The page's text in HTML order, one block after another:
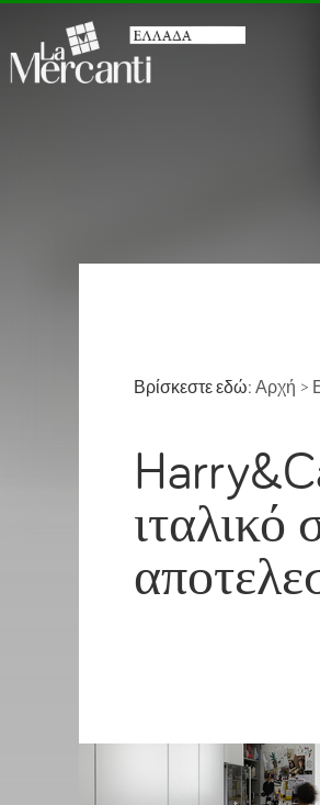
Βρίσκεστε εδώ: Αρχή >
ιταλικό